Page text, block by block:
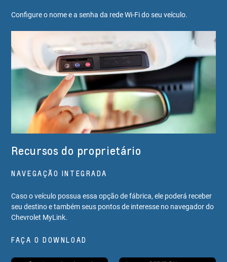
Configure o nome e a senha da rede Wi-Fi do seu veículo.
Recursos do proprietário
NAVEGAÇÃO INTEGRADA
Caso o veículo possua essa opção de fábrica, ele poderá receber
seu destino e também seus pontos de interesse no navegador do
Chevrolet MyLink.
FAÇA O DOWNLOAD